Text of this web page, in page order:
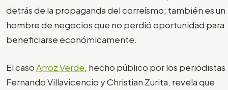
detrás de la propaganda del correísmo; también es un
hombre de negocios que no perdió oportunidad para
beneficiarse económicamente.
El casoArroz Verde, hecho público por los periodistas
Fernando Villavicencio y Christian Zurita, revela que